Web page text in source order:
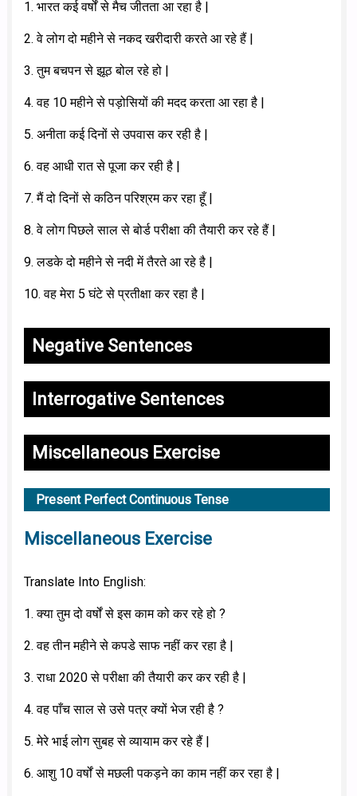
1. भारत कई वर्षों से मैच जीतता आ रहा है |
2. वे लोग दो महीने से नकद खरीदारी करते आ रहे हैं |
3. तुम बचपन से झूठ बोल रहे हो |
4. वह 10 महीने से पड़ोसियों की मदद करता आ रहा है |
5. अनीता कई दिनों से उपवास कर रही है |
6. वह आधी रात से पूजा कर रही है |
7. मैं दो दिनों से कठिन परिश्रम कर रहा हूँ |
8. वे लोग पिछले साल से बोर्ड परीक्षा की तैयारी कर रहे हैं |
9. लडके दो महीने से नदी में तैरते आ रहे है |
10. वह मेरा 5 घंटे से प्रतीक्षा कर रहा है |
Negative Sentences
Interrogative Sentences
Miscellaneous Exercise
Present Perfect Continuous Tense
Miscellaneous Exercise
Translate Into English:
1. क्या तुम दो वर्षों से इस काम को कर रहे हो ?
2. वह तीन महीने से कपडे साफ नहीं कर रहा है |
3. राधा 2020 से परीक्षा की तैयारी कर कर रही है |
4. वह पाँच साल से उसे पत्र क्यों भेज रही है ?
5. मेरे भाई लोग सुबह से व्यायाम कर रहे हैं |
6. आशु 10 वर्षों से मछली पकड़ने का काम नहीं कर रहा है |